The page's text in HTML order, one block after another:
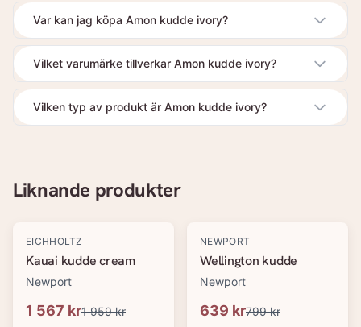
Var kan jag köpa Amon kudde ivory?
Vilket varumärke tillverkar Amon kudde ivory?
Vilken typ av produkt är Amon kudde ivory?
Liknande produkter
-20%
EICHHOLTZ
Kauai kudde cream
Newport
1 567 kr1 959 kr
-20%
NEWPORT
Wellington kudde
Newport
639 kr799 kr